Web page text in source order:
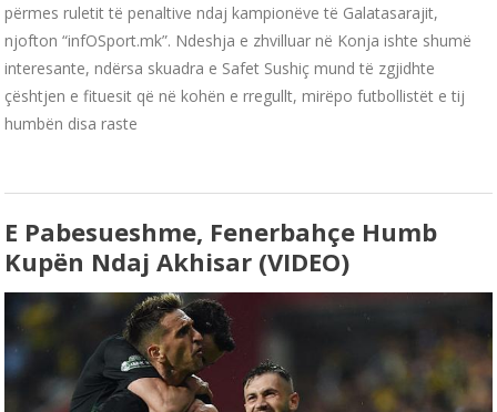
përmes ruletit të penaltive ndaj kampionëve të Galatasarajit,
njofton “infOSport.mk”. Ndeshja e zhvilluar në Konja ishte shumë
interesante, ndërsa skuadra e Safet Sushiç mund të zgjidhte
çështjen e fituesit që në kohën e rregullt, mirëpo futbollistët e tij
humbën disa raste
E Pabesueshme, Fenerbahçe Humb
Kupën Ndaj Akhisar (VIDEO)